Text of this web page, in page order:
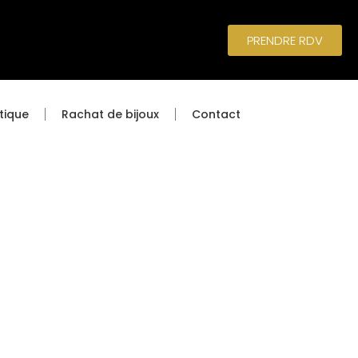
PRENDRE RDV
Rachat de bijoux Contact